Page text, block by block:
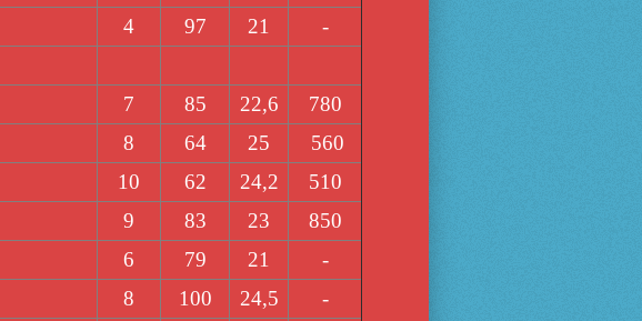
4 97 21 -
7 85 22,6
780
8 64 25
560
10 62 24,2
510
9 83 23
850
6 79 21
-
8 100 24,5
-